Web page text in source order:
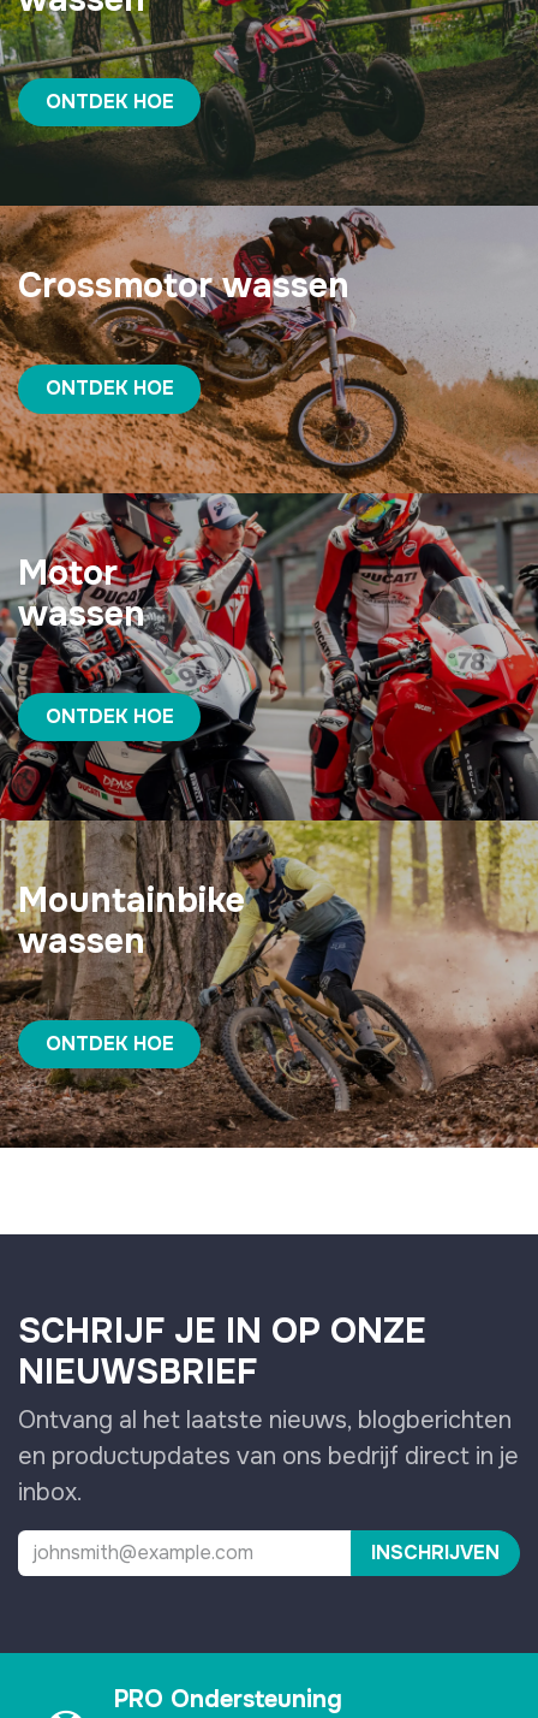
ONTDEK HOE
Crossmotor wassen
ONTDEK HOE
Motor
wassen
ONTDEK HOE
Mountainbike
wassen
ONTDEK HOE
SCHRIJF JE IN OP ONZE
NIEUWSBRIEF
Ontvang al het laatste nieuws, blogberichten
en productupdates van ons bedrijf direct in je
inbox.
INSCHRIJVEN
PRO Ondersteuning